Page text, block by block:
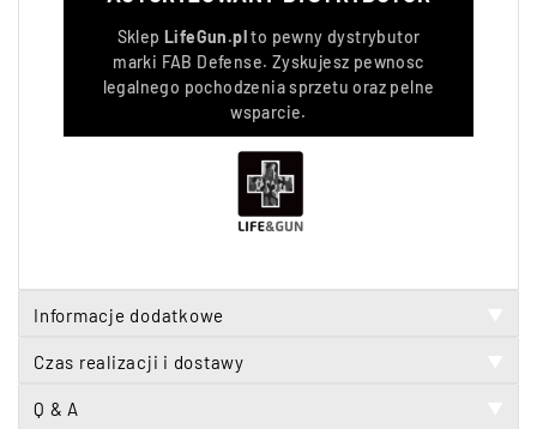
Sklep LifeGun.plto pewny dystrybutor
marki FAB Defense. Zyskujesz pewnosc
legalnego pochodzenia sprzetu oraz pelne
wsparcie.
Informacje dodatkowe
Czas realizacji i dostawy
Q & A